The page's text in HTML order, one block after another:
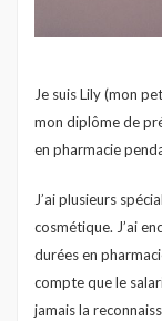
Je suis Lily (mon
mon diplôme de
en pharmacie
J’ai plusieurs
cosmétique. J’ai
durées en
compte que le
jamais la